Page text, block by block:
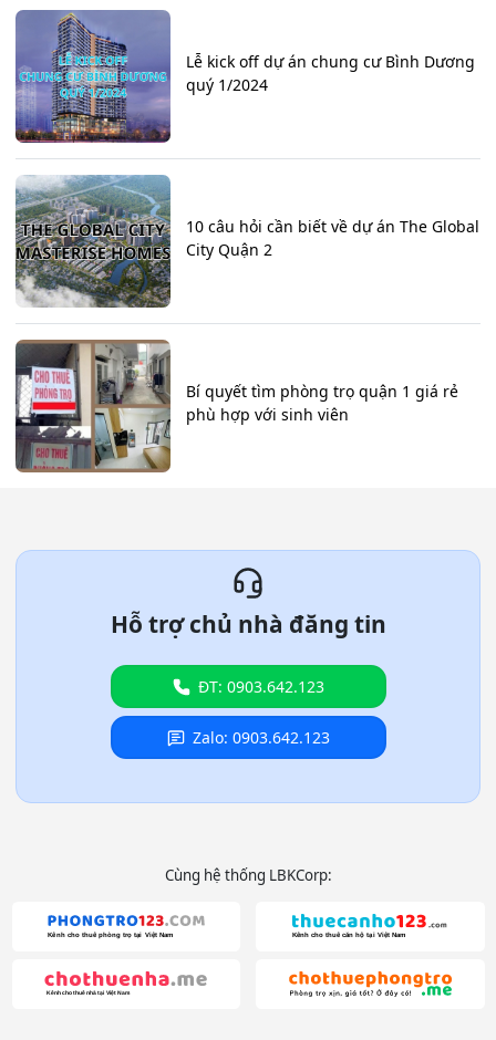
Lễ kick off dự án chung cư Bình Dương
quý 1/2024
10 câu hỏi cần biết về dự án The Global
City Quận 2
Bí quyết tìm phòng trọ quận 1 giá rẻ
phù hợp với sinh viên
Hỗ trợ chủ nhà đăng tin
ĐT: 0903.642.123
Zalo: 0903.642.123
Cùng hệ thống LBKCorp: